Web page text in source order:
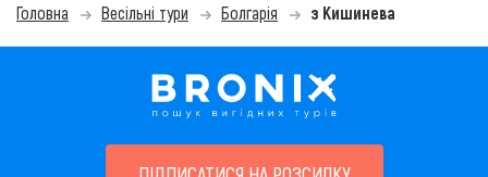
Головна Весільні тури Болгарія з Кишинева